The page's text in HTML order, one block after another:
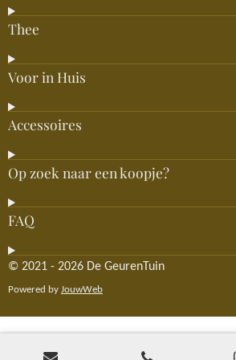
Thee
Voor in Huis
Accessoires
Op zoek naar een koopje?
FAQ
© 2021 - 2026 De GeurenTuin
Powered by JouwWeb